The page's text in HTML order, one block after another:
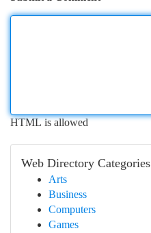
HTML is allowed
Web Directory Categories
Arts
Business
Computers
Games